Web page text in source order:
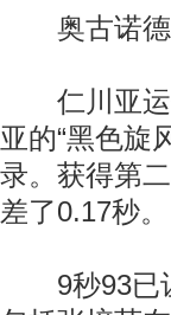
奥古诺德
仁川亚运
亚的“黑色旋
录。获得第
差了0.17秒。
9秒93已让